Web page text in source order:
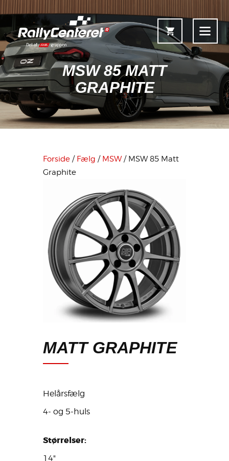
MSW 85 MATT
GRAPHITE
Forside
Shop
Information & Service
Fælgkonfigurator
Forside / Fælg / MSW/ MSW 85 Matt
Graphite
MATT GRAPHITE
Helårsfælg
4- og 5-huls
Størrelser:
14"